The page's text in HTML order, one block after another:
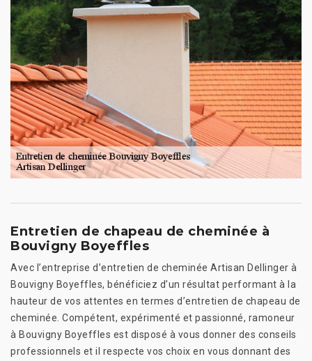
Entretien de chapeau de cheminée à
Bouvigny Boyeffles
Avec l’entreprise d’entretien de cheminée Artisan Dellinger à
Bouvigny Boyeffles, bénéficiez d’un résultat performant à la
hauteur de vos attentes en termes d’entretien de chapeau de
cheminée. Compétent, expérimenté et passionné, ramoneur
à Bouvigny Boyeffles est disposé à vous donner des conseils
professionnels et il respecte vos choix en vous donnant des